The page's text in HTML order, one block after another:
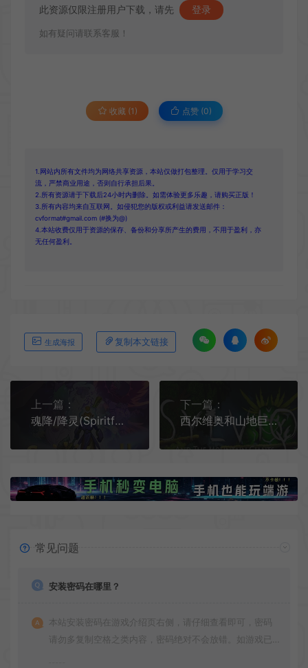
此资源仅限注册用户下载，请先 登录
如有疑问请联系客服！
收藏 (1) 点赞 (0)
1.网站内所有文件均为网络共享资源，本站仅做打包整理。仅用于学习交
流，严禁商业用途，否则自行承担后果。
2.所有资源请于下载后24小时内删除。如需体验更多乐趣，请购买正版！
3.所有内容均来自互联网。如侵犯您的版权或利益请发送邮件：
cvformat#gmail.com (#换为@)
4.本站收费仅用于资源的保存、备份和分享所产生的费用，不用于盈利，亦
无任何盈利。
生成海报 复制本文链接
上一篇：
魂降/降灵(Spiritfall)快节奏Roguelite动作游戏|下载
下一篇：
西尔维奥和山地巨人(Sylvio And The Mountains Giants)简中|PC|ACT|横版动作冒险游戏
常见问题
安装密码在哪里？
本站安装密码在游戏介绍页右侧，请仔细查看即可，密码
请勿多复制空格之类内容，密码绝对不会放错。如游戏已